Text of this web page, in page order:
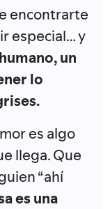
encontrarte
especial… y
un
lo
es algo
llega. Que
“ahí
es una